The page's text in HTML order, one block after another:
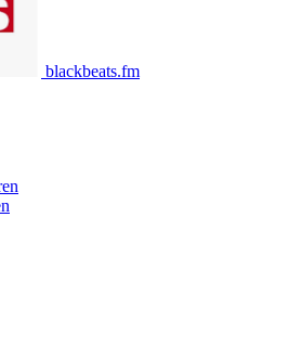
blackbeats.fm